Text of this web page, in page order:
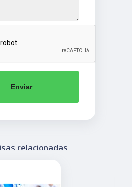
Enviar
relacionadas